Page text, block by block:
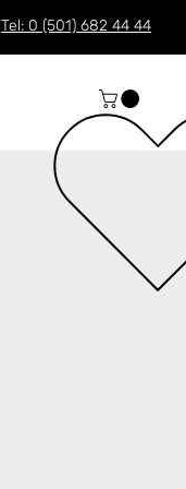
Tel: 0 (501) 682 44 44